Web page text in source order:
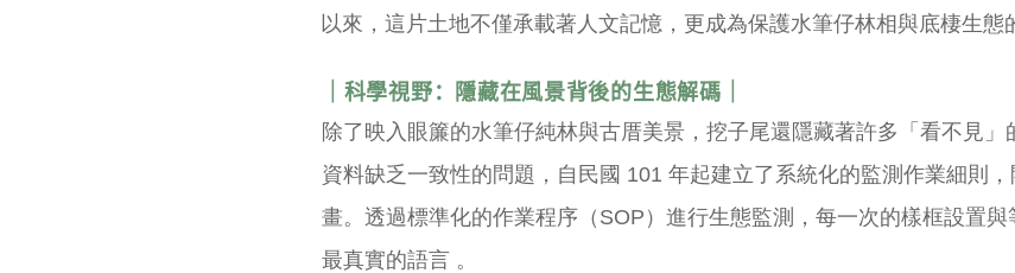
以來，這片土地不僅承載著人文記憶，更成為保護水筆仔林相與底棲生態
｜科學視野：隱藏在風景背後的生態解碼｜
除了映入眼簾的水筆仔純林與古厝美景，挖子尾還隱藏著許多「看不見
資料缺乏一致性的問題，自民國 101 年起建立了系統化的監測作業細則
畫。透過標準化的作業程序（SOP）進行生態監測，每一次的樣框設置
最真實的語言 。